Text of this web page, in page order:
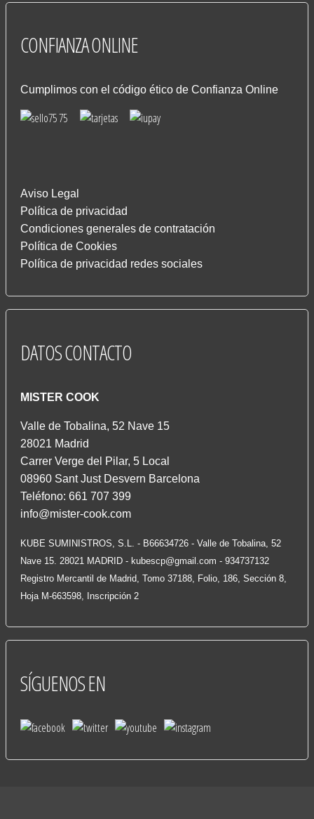
CONFIANZAONLINE
Cumplimos con el código ético de Confianza Online
Aviso Legal
Política de privacidad
Condiciones generales de contratación
Política de Cookies
Política de privacidad redes sociales
DATOSCONTACTO
MISTER COOK
Valle de Tobalina, 52 Nave 15
28021 Madrid
Carrer Verge del Pilar, 5 Local
08960 Sant Just Desvern Barcelona
Teléfono: 661 707 399
info@mister-cook.com
KUBE SUMINISTROS, S.L. - B66634726 - Valle de Tobalina, 52
Nave 15. 28021 MADRID - kubescp@gmail.com - 934737132
Registro Mercantil de Madrid, Tomo 37188, Folio, 186, Sección 8,
Hoja M-663598, Inscripción 2
SÍGUENOSEN